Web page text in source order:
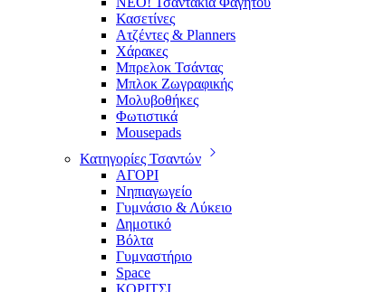
Κασετίνες
Ατζέντες & Planners
Χάρακες
Μπρελοκ Τσάντας
Μπλοκ Ζωγραφικής
Μολυβοθήκες
Φωτιστικά
Mousepads
Κατηγορίες Τσαντών
ΑΓΟΡΙ
Νηπιαγωγείο
Γυμνάσιο & Λύκειο
Δημοτικό
Βόλτα
Γυμναστήριο
Space